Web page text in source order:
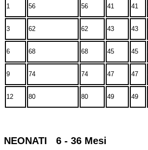
1 56 56 41 41
3 62 62 43 43
6 68 68 45 45
9 74 74 47 47
12 80 80 49 49
NEONATI 6 - 36 Mesi